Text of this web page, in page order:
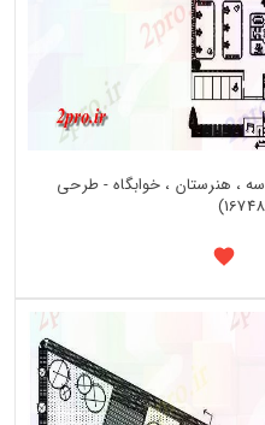
، هنرستان ، خوابگاه - طرحی